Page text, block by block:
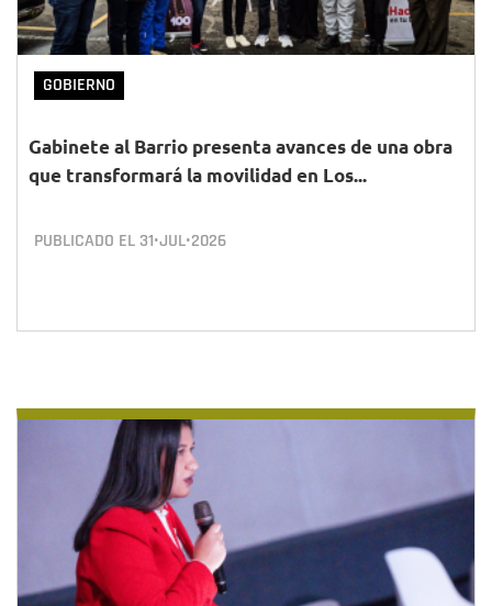
GOBIERNO
Gabinete al Barrio presenta avances de una obra
que transformará la movilidad en Los...
PUBLICADO EL 31•JUL•2026